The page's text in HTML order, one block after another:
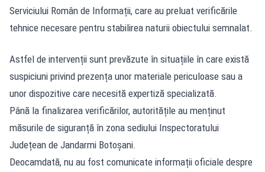
Serviciului Român de Informații, care au preluat verificările
tehnice necesare pentru stabilirea naturii obiectului semnalat.
Astfel de intervenții sunt prevăzute în situațiile în care există
suspiciuni privind prezența unor materiale periculoase sau a
unor dispozitive care necesită expertiză specializată.
Până la finalizarea verificărilor, autoritățile au menținut
măsurile de siguranță în zona sediului Inspectoratului
Județean de Jandarmi Botoșani.
Deocamdată, nu au fost comunicate informații oficiale despre